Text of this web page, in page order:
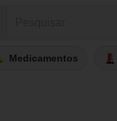
Medicamentos